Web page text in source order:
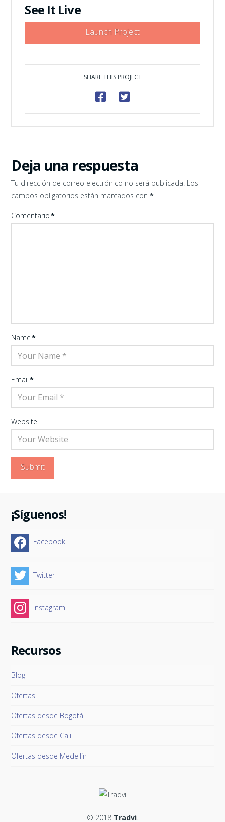
See It Live
Launch Project
SHARE THIS PROJECT
Deja una respuesta
Tu dirección de correo electrónico no será publicada. Los
campos obligatorios están marcados con*
Comentario*
Name*
Email*
Website
¡Síguenos!
Facebook
Twitter
Instagram
Recursos
Blog
Ofertas
Ofertas desde Bogotá
Ofertas desde Cali
Ofertas desde Medellín
© 2018 Tradvi.